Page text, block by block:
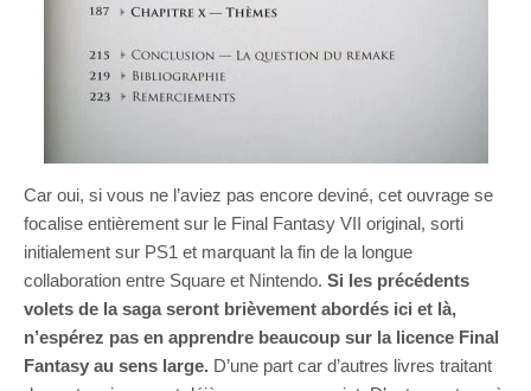
Car oui, si vous ne l’aviez pas encore deviné, cet ouvrage se
focalise entièrement sur le Final Fantasy VII original, sorti
initialement sur PS1 et marquant la fin de la longue
collaboration entre Square et Nintendo. Si les précédents
volets de la saga seront brièvement abordés ici et là,
n’espérez pas en apprendre beaucoup sur la licence Final
Fantasy au sens large. D’une part car d’autres livres traitant